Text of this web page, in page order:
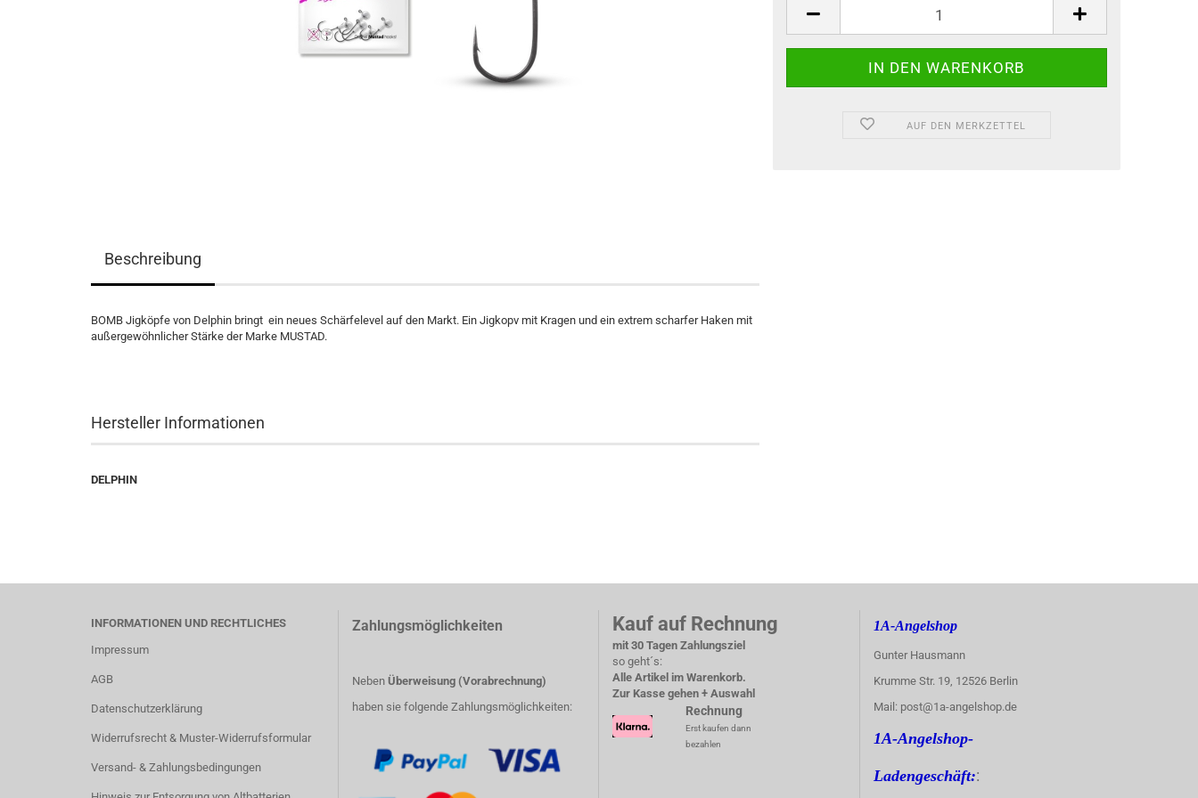
AUF DEN MERKZETTEL
Beschreibung
BOMB Jigköpfe von Delphin bringt ein neues Schärfelevel auf den Markt. Ein Jigkopv mit Kragen und ein extrem scharfer Haken mit
außergewöhnlicher Stärke der Marke MUSTAD.
Hersteller Informationen
DELPHIN
INFORMATIONEN UND RECHTLICHES
Impressum
AGB
Datenschutzerklärung
Widerrufsrecht & Muster-Widerrufsformular
Versand- & Zahlungsbedingungen
Zahlungsmöglichkeiten
NebenÜberweisung (Vorabrechnung)
haben sie folgende Zahlungsmöglichkeiten:
Kauf auf Rechnung
mit 30 Tagen Zahlungsziel
so geht´s:
Alle Artikel im Warenkorb.
Zur Kasse gehen + Auswahl
Rechnung
Erst kaufen dann
bezahlen
1A-Angelshop
Gunter Hausmann
Krumme Str. 19, 12526 Berlin
Mail: post@1a-angelshop.de
1A-Angelshop-
Ladengeschäft::